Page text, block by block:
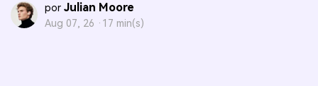
por Julian Moore
Aug 07, 26 · 17 min(s)